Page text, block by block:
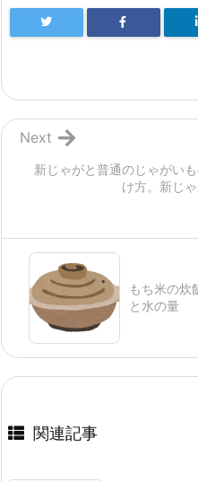
新じゃがと普通のじゃがい
け方。新じ
Next
もち米の炊
と水の量
関連記事